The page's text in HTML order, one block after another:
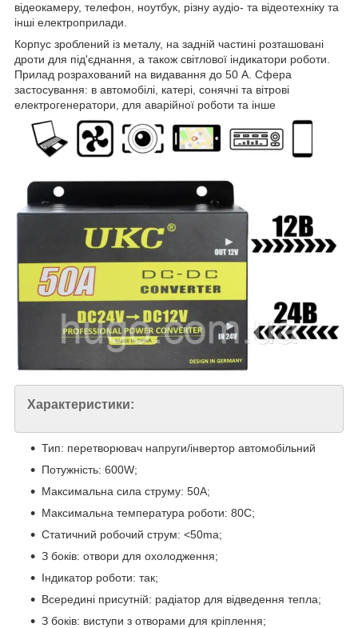
відеокамеру, телефон, ноутбук, різну аудіо- та відеотехніку та
інші електроприлади.
Корпус зроблений із металу, на задній частині розташовані
дроти для під'єднання, а також світлової індикатори роботи.
Прилад розрахований на видавання до 50 А. Сфера
застосування: в автомобілі, катері, сонячні та вітрові
електрогенератори, для аварійної роботи та інше
Характеристики:
Тип: перетворювач напруги/інвертор автомобільний
Потужність: 600W;
Максимальна сила струму: 50A;
Максимальна температура роботи: 80С;
Статичний робочий струм: <50ma;
З боків: отвори для охолодження;
Індикатор роботи: так;
Всередині присутній: радіатор для відведення тепла;
З боків: виступи з отворами для кріплення;